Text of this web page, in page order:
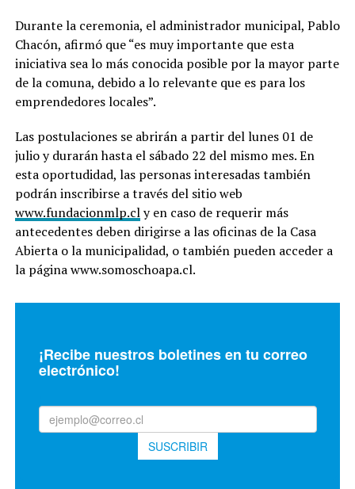
Durante la ceremonia, el administrador municipal, Pablo
Chacón, afirmó que “es muy importante que esta
iniciativa sea lo más conocida posible por la mayor parte
de la comuna, debido a lo relevante que es para los
emprendedores locales”.
Las postulaciones se abrirán a partir del lunes 01 de
julio y durarán hasta el sábado 22 del mismo mes. En
esta oportudidad, las personas interesadas también
podrán inscribirse a través del sitio web
www.fundacionmlp.cly en caso de requerir más
antecedentes deben dirigirse a las oficinas de la Casa
Abierta o la municipalidad, o también pueden acceder a
la página www.somoschoapa.cl.